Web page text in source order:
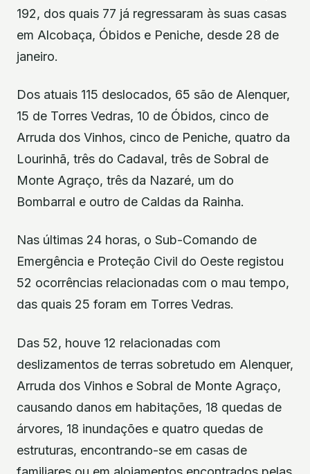
192, dos quais 77 já regressaram às suas casas
em Alcobaça, Óbidos e Peniche, desde 28 de
janeiro.
Dos atuais 115 deslocados, 65 são de Alenquer,
15 de Torres Vedras, 10 de Óbidos, cinco de
Arruda dos Vinhos, cinco de Peniche, quatro da
Lourinhã, três do Cadaval, três de Sobral de
Monte Agraço, três da Nazaré, um do
Bombarral e outro de Caldas da Rainha.
Nas últimas 24 horas, o Sub-Comando de
Emergência e Proteção Civil do Oeste registou
52 ocorrências relacionadas com o mau tempo,
das quais 25 foram em Torres Vedras.
Das 52, houve 12 relacionadas com
deslizamentos de terras sobretudo em Alenquer,
Arruda dos Vinhos e Sobral de Monte Agraço,
causando danos em habitações, 18 quedas de
árvores, 18 inundações e quatro quedas de
estruturas, encontrando-se em casas de